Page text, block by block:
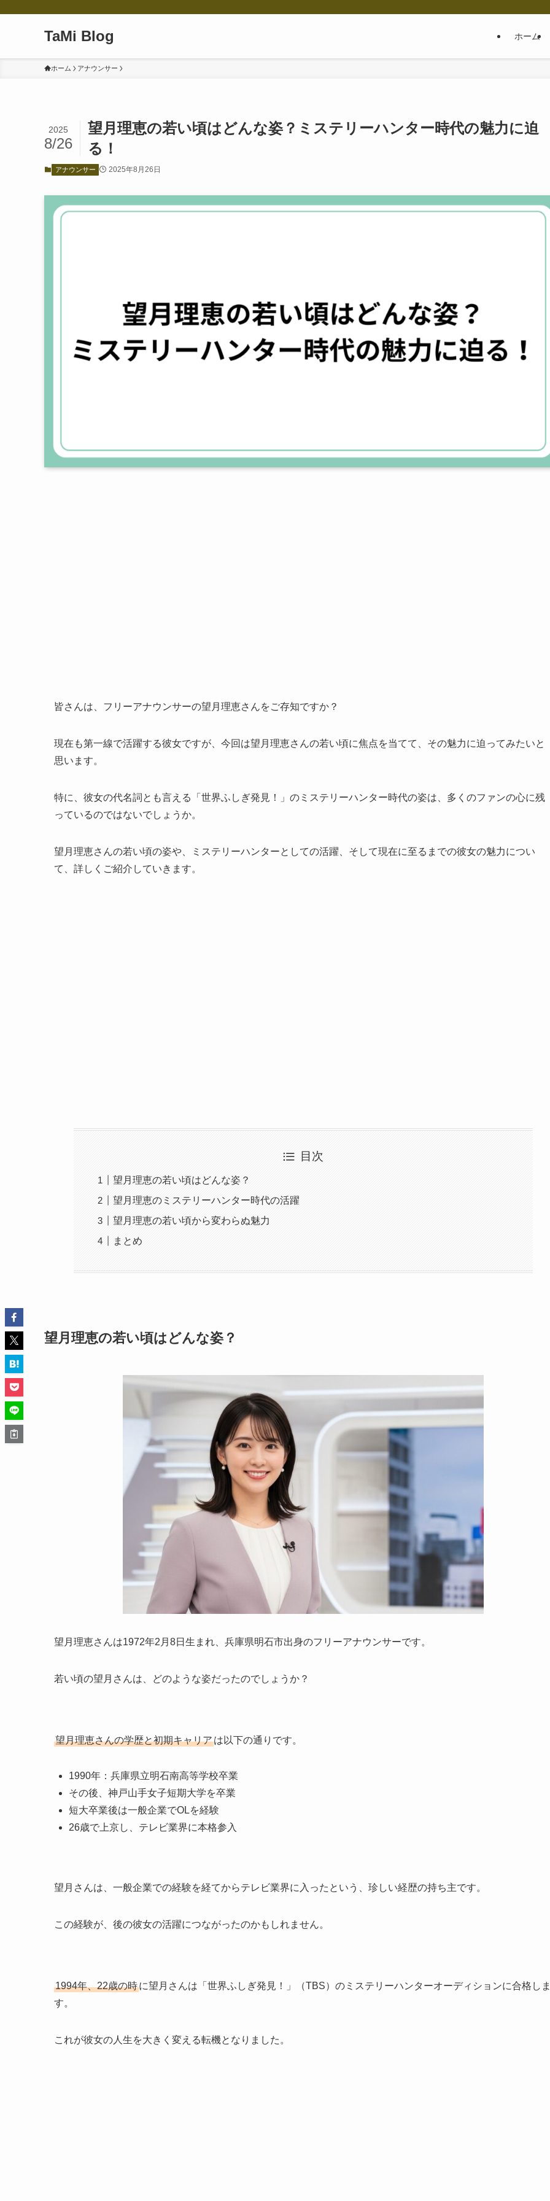
TaMi Blog ホーム
ホーム アナウンサー
望月理恵の若い頃はどんな姿？ミステリーハンター時代の魅力に迫
る！
2025
8/26
アナウンサー 2025年8月26日
皆さんは、フリーアナウンサーの望月理恵さんをご存知ですか？
現在も第一線で活躍する彼女ですが、今回は望月理恵さんの若い頃に焦点を当てて、その魅力に迫ってみたいと
思います。
特に、彼女の代名詞とも言える「世界ふしぎ発見！」のミステリーハンター時代の姿は、多くのファンの心に残
っているのではないでしょうか。
望月理恵さんの若い頃の姿や、ミステリーハンターとしての活躍、そして現在に至るまでの彼女の魅力につい
て、詳しくご紹介していきます。
目次
望月理恵の若い頃はどんな姿？
望月理恵のミステリーハンター時代の活躍
望月理恵の若い頃から変わらぬ魅力
まとめ
望月理恵の若い頃はどんな姿？
望月理恵さんは1972年2月8日生まれ、兵庫県明石市出身のフリーアナウンサーです。
若い頃の望月さんは、どのような姿だったのでしょうか？
望月理恵さんの学歴と初期キャリアは以下の通りです。
1990年：兵庫県立明石南高等学校卒業
その後、神戸山手女子短期大学を卒業
短大卒業後は一般企業でOLを経験
26歳で上京し、テレビ業界に本格参入
望月さんは、一般企業での経験を経てからテレビ業界に入ったという、珍しい経歴の持ち主です。
この経験が、後の彼女の活躍につながったのかもしれません。
1994年、22歳の時に望月さんは「世界ふしぎ発見！」（TBS）のミステリーハンターオーディションに合格し
す。
これが彼女の人生を大きく変える転機となりました。